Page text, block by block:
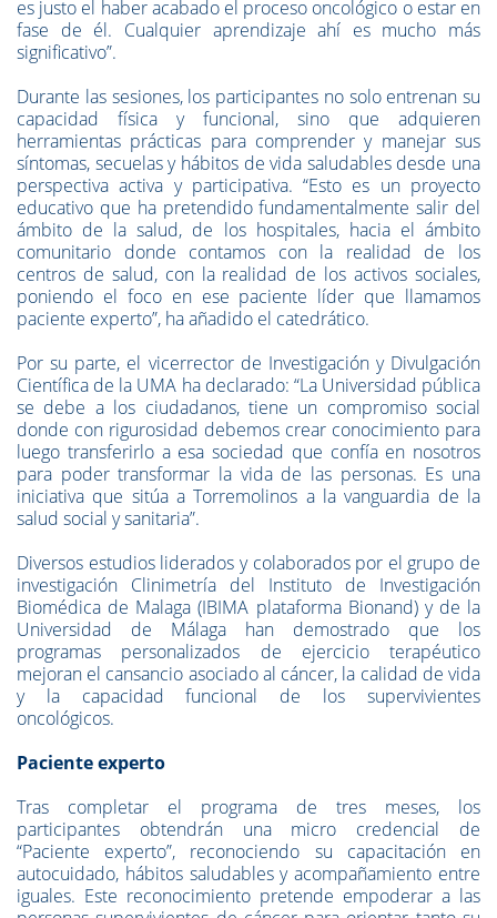
es justo el haber acabado el proceso oncológico o estar en
fase de él. Cualquier aprendizaje ahí es mucho más
significativo”.
Durante las sesiones, los participantes no solo entrenan su
capacidad física y funcional, sino que adquieren
herramientas prácticas para comprender y manejar sus
síntomas, secuelas y hábitos de vida saludables desde una
perspectiva activa y participativa. “Esto es un proyecto
educativo que ha pretendido fundamentalmente salir del
ámbito de la salud, de los hospitales, hacia el ámbito
comunitario donde contamos con la realidad de los
centros de salud, con la realidad de los activos sociales,
poniendo el foco en ese paciente líder que llamamos
paciente experto”, ha añadido el catedrático.
Por su parte, el vicerrector de Investigación y Divulgación
Científica de la UMA ha declarado: “La Universidad pública
se debe a los ciudadanos, tiene un compromiso social
donde con rigurosidad debemos crear conocimiento para
luego transferirlo a esa sociedad que confía en nosotros
para poder transformar la vida de las personas. Es una
iniciativa que sitúa a Torremolinos a la vanguardia de la
salud social y sanitaria”.
Diversos estudios liderados y colaborados por el grupo de
investigación Clinimetría del Instituto de Investigación
Biomédica de Malaga (IBIMA plataforma Bionand) y de la
Universidad de Málaga han demostrado que los
programas personalizados de ejercicio terapéutico
mejoran el cansancio asociado al cáncer, la calidad de vida
y la capacidad funcional de los supervivientes
oncológicos.
Paciente experto
Tras completar el programa de tres meses, los
participantes obtendrán una micro credencial de
“Paciente experto”, reconociendo su capacitación en
autocuidado, hábitos saludables y acompañamiento entre
iguales. Este reconocimiento pretende empoderar a las